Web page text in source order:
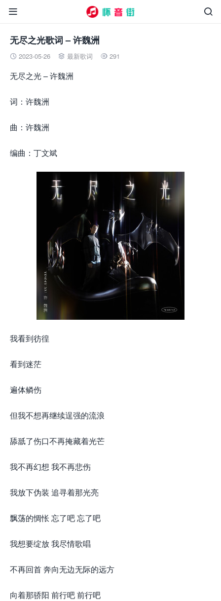


无尽之光歌词 – 许魏洲
 2023-05-26  最新歌词  291
无尽之光 – 许魏洲
词：许魏洲
曲：许魏洲
编曲：丁文斌
我看到彷徨
看到迷茫
遍体鳞伤
但我不想再继续逞强的流浪
舔舐了伤口不再掩藏着光芒
我不再幻想 我不再悲伤
我放下伪装 追寻着那光亮
飘荡的惆怅 忘了吧 忘了吧
我想要绽放 我尽情歌唱
不再回首 奔向无边无际的远方
向着那骄阳 前行吧 前行吧